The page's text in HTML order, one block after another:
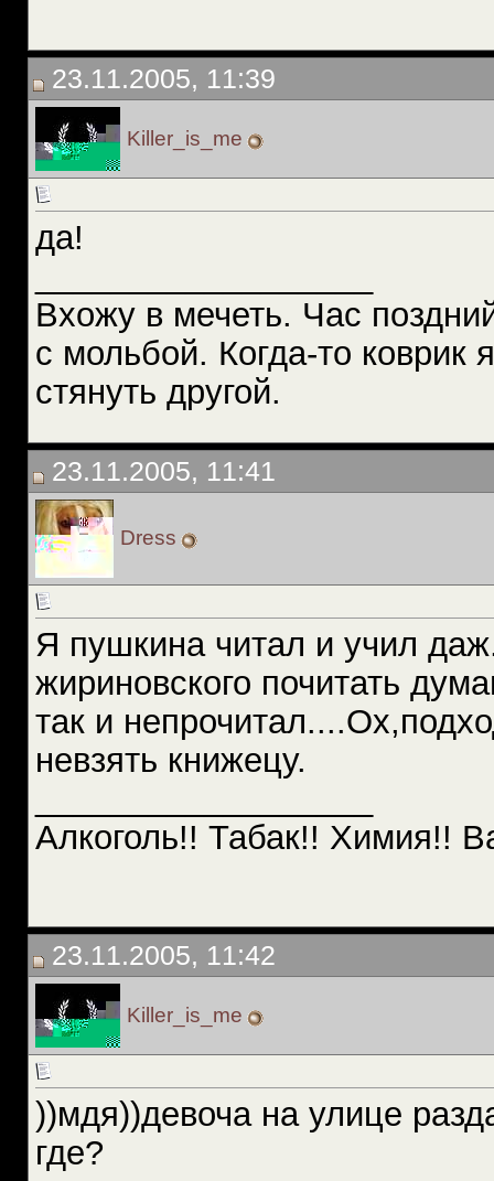
23.11.2005, 11:39
Killer_is_me
да!
Вхожу в мечеть. Час
с мольбой. Когда-то коврик
стянуть другой.
23.11.2005, 11:41
Dress
Я пушкина читал и учил
жириновского почитать
так и
невзять книжецу.
Алкоголь!! Табак!! Химия!!
23.11.2005, 11:42
Killer_is_me
))мдя))девоча на улице
где?